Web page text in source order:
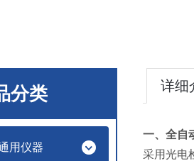
分类
用仪器
详细
一、 全自
采用光电